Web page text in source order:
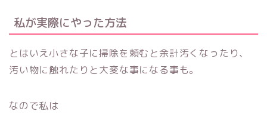
私が実際にやった方法
とはいえ小さな子に掃除を頼むと余計汚くなったり、
汚い物に触れたりと大変な事になる事も。
なので私は